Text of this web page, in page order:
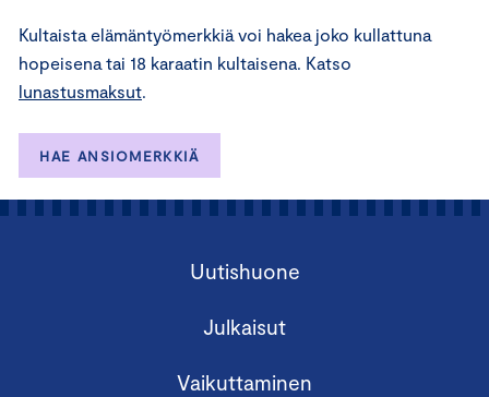
Kultaista elämäntyömerkkiä voi hakea joko kullattuna
hopeisena tai 18 karaatin kultaisena. Katso
lunastusmaksut.
HAE ANSIOMERKKIÄ
Uutishuone
Julkaisut
Vaikuttaminen